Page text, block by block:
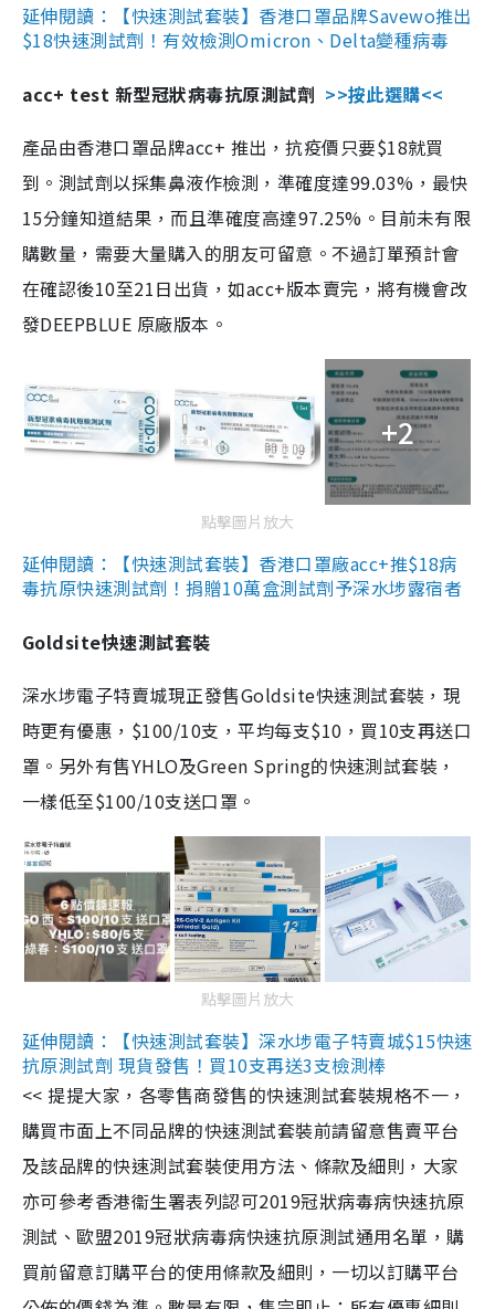
延伸閱讀：【快速測試套裝】香港口罩品牌Savewo推出
$18快速測試劑！有效檢測Omicron、Delta變種病毒
acc+ test 新型冠狀病毒抗原測試劑 >>按此選購<<
產品由香港口罩品牌acc+ 推出，抗疫價只要$18就買
到。測試劑以採集鼻液作檢測，準確度達99.03%，最快
15分鐘知道結果，而且準確度高達97.25%。目前未有限
購數量，需要大量購入的朋友可留意。不過訂單預計會
在確認後10至21日出貨，如acc+版本賣完，將有機會改
發DEEPBLUE 原廠版本。
+2
點擊圖片放大
延伸閱讀：【快速測試套裝】香港口罩廠acc+推$18病
毒抗原快速測試劑！捐贈10萬盒測試劑予深水埗露宿者
Goldsite快速測試套裝
深水埗電子特賣城現正發售Goldsite快速測試套裝，現
時更有優惠，$100/10支，平均每支$10，買10支再送口
罩。另外有售YHLO及Green Spring的快速測試套裝，
一樣低至$100/10支送口罩。
點擊圖片放大
延伸閱讀：【快速測試套裝】深水埗電子特賣城$15快速
抗原測試劑 現貨發售！買10支再送3支檢測棒
<< 提提大家，各零售商發售的快速測試套裝規格不一，
購買市面上不同品牌的快速測試套裝前請留意售賣平台
及該品牌的快速測試套裝使用方法、條款及細則，大家
亦可參考香港衞生署表列認可2019冠狀病毒病快速抗原
測試、歐盟2019冠狀病毒病快速抗原測試通用名單，購
買前留意訂購平台的使用條款及細則，一切以訂購平台